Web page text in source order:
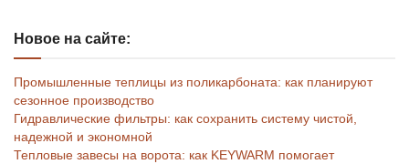
Новое на сайте:
Промышленные теплицы из поликарбоната: как планируют
сезонное производство
Гидравлические фильтры: как сохранить систему чистой,
надежной и экономной
Тепловые завесы на ворота: как KEYWARM помогает